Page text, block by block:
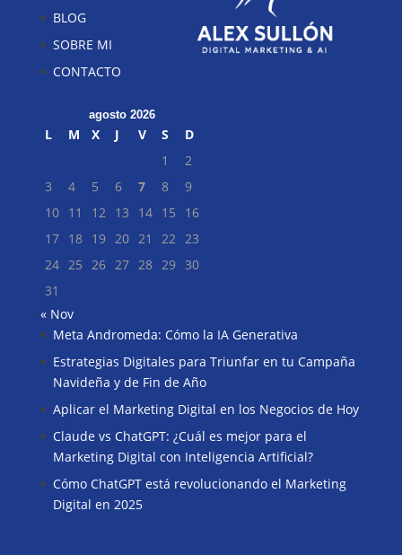
BLOG
SOBRE MI
CONTACTO
agosto 2026
L M X J V S
D
1
2
3
4 5 6 7 8
9
10 11 12 13 14 15
16
17 18 19 20 21 22 23
24 25 26 27 28 29 30
31
« Nov
Meta Andromeda: Cómo la IA Generativa
Estrategias Digitales para Triunfar en tu Campaña
Navideña y de Fin de Año
Aplicar el Marketing Digital en los Negocios de Hoy
Claude vs ChatGPT: ¿Cuál es mejor para el
Marketing Digital con Inteligencia Artificial?
Cómo ChatGPT está revolucionando el Marketing
Digital en 2025